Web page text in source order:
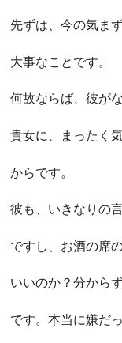
先ずは、今の気ま
大事なことです。
何故ならば、彼が
貴女に、まったく
からです。
彼も、いきなりの
ですし、お酒の席
いいのか？分から
です。本当に嫌だ